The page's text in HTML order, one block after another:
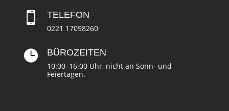
 TELEFON
0221 17098260
 BÜROZEITEN
10:00–16:00 Uhr, nicht an Sonn- und
Feiertagen.